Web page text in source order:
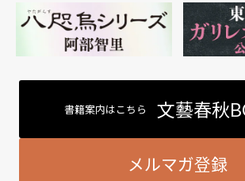
書籍案内はこちら 文藝春秋
メルマガ登録